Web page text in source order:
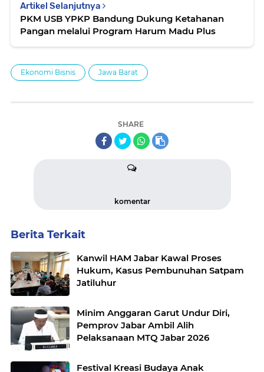
Artikel Selanjutnya
PKM USB YPKP Bandung Dukung Ketahanan
Pangan melalui Program Harum Madu Plus
Ekonomi Bisnis Jawa Barat
SHARE
komentar
Berita Terkait
Kanwil HAM Jabar Kawal Proses
Hukum, Kasus Pembunuhan Satpam
Jatiluhur
Minim Anggaran Garut Undur Diri,
Pemprov Jabar Ambil Alih
Pelaksanaan MTQ Jabar 2026
Festival Kreasi Budaya Anak